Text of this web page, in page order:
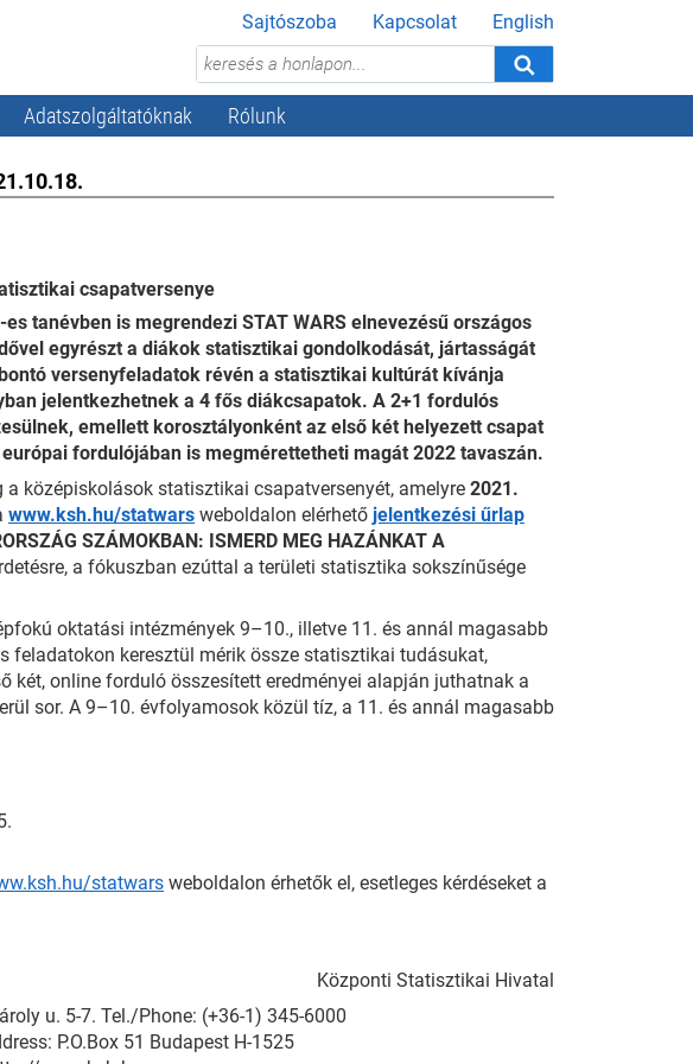
Sajtószoba Kapcsolat English
Adatszolgáltatóknak Rólunk
csapatversenye
tanévben is megrendezi STAT WARS elnevezésű országos
egyrészt a diákok statisztikai gondolkodását, jártasságát
versenyfeladatok révén a statisztikai kultúrát kívánja
jelentkezhetnek a 4 fős diákcsapatok. A 2+1 fordulós
emellett korosztályonként az első két helyezett csapat
fordulójában is megmérettetheti magát 2022 tavaszán.
középiskolások statisztikai csapatversenyét, amelyre 2021.
www.ksh.hu/statwars weboldalon elérhető jelentkezési űrlap
SZÁMOKBAN: ISMERD MEG HAZÁNKAT A
a fókuszban ezúttal a területi statisztika sokszínűsége
oktatási intézmények 9–10., illetve 11. és annál magasabb
keresztül mérik össze statisztikai tudásukat,
két, online forduló összesített eredményei alapján juthatnak a
sor. A 9–10. évfolyamosok közül tíz, a 11. és annál magasabb
statwars weboldalon érhetők el, esetleges kérdéseket a
Központi Statisztikai Hivatal
u. 5-7. Tel./Phone: (+36-1) 345-6000
P.O.Box 51 Budapest H-1525